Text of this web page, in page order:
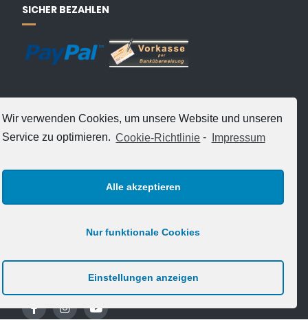
Wir verwenden Cookies, um unsere Website und unseren
Service zu optimieren. Cookie-Richtlinie - Impressum
Alle akzeptieren
Nur funktionale Cookies
Einstellungen anzeigen
SICHER BEZAHLEN
VERSANDARTEN